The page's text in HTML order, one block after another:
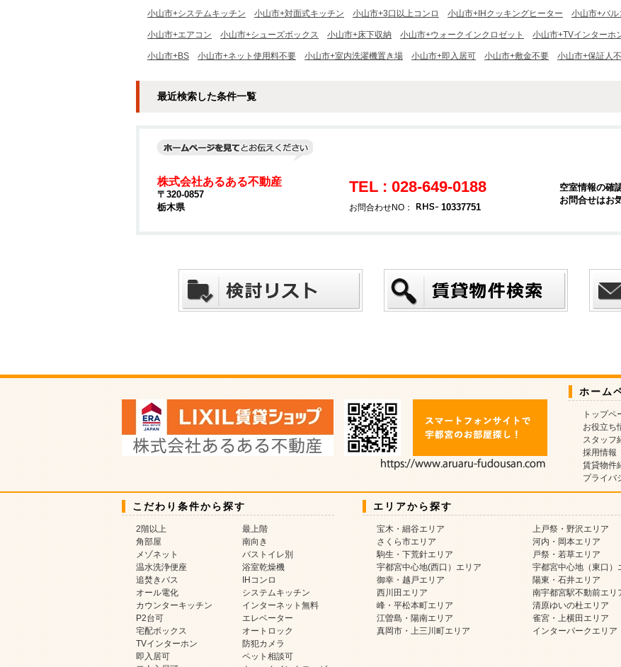
小山市+システムキッチン 小山市+対面式キッチン 小山市+3口以上コンロ 小山市+IHクッキングヒーター 小山市+バル
小山市+エアコン 小山市+シューズボックス 小山市+床下収納 小山市+ウォークインクロゼット 小山市+TVインターホ
小山市+BS 小山市+ネット使用料不要 小山市+室内洗濯機置き場 小山市+即入居可 小山市+敷金不要 小山市+保証人
最近検索した条件一覧
株式会社あるある不動産
〒320-0857
栃木県
TEL : 028-649-0188
お問合わせNO： 10337751
空室情報の確
お問合せはお
ホーム
トップペ
お役立ち
スタッフ
採用情報
賃貸物件
プライバ
こだわり条件から探す
2階以上
最上階
角部屋
南向き
メゾネット
バストイレ別
温水洗浄便座
浴室乾燥機
追焚きバス
IHコンロ
オール電化
システムキッチン
カウンターキッチン
インターネット無料
P2台可
エレベーター
宅配ボックス
オートロック
TVインターホン
防犯カメラ
即入居可
ペット相談可
エリアから探す
宝木・細谷エリア 上戸祭・野沢エリア
さくら市エリア
河内・岡本エリア
駒生・下荒針エリア
戸祭・若草エリア
宇都宮中心地(西口）エリア
宇都宮中心地（東口）
御幸・越戸エリア
陽東・石井エリア
西川田エリア
南宇都宮駅不動前エリ
峰・平松本町エリア
清原ゆいの杜エリア
江曽島・陽南エリア
雀宮・上横田エリア
真岡市・上三川町エリア
インターパークエリア